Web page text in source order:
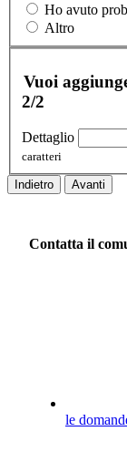
Ho avuto
Altro
Vuoi
2/2
Dettaglio
caratteri
Indietro Avanti
Contatta il
le